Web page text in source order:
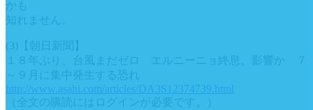
かも
知れません。
(3)【朝日新聞】
１８年ぶり、台風まだゼロ エルニーニョ終息、影響か ７
～９月に集中発生する恐れ
http://www.asahi.com/articles/DA3S12374739.html
（全文の購読にはログインが必要です。）